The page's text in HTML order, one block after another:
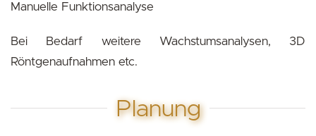
Manuelle Funktionsanalyse
Bei Bedarf weitere Wachstumsanalysen, 3D
Röntgenaufnahmen etc.
Planung